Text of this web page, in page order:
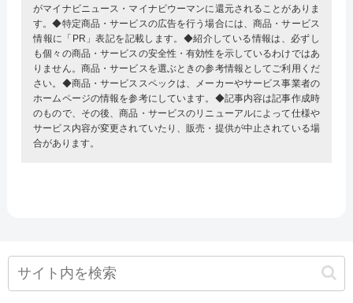
がマイナビニュース・マイナビウーマンに還元されることがありま
す。◆特定商品・サービスの広告を行う場合には、商品・サービス
情報に「PR」表記を記載します。◆紹介している情報は、必ずし
も個々の商品・サービスの安全性・有効性を示しているわけではあ
りません。商品・サービスを選ぶときの参考情報としてご利用くだ
さい。◆商品・サービススペックは、メーカーやサービス事業者の
ホームページの情報を参考にしています。◆記事内容は記事作成時
のもので、その後、商品・サービスのリニューアルによって仕様や
サービス内容が変更されていたり、販売・提供が中止されている場
合があります。